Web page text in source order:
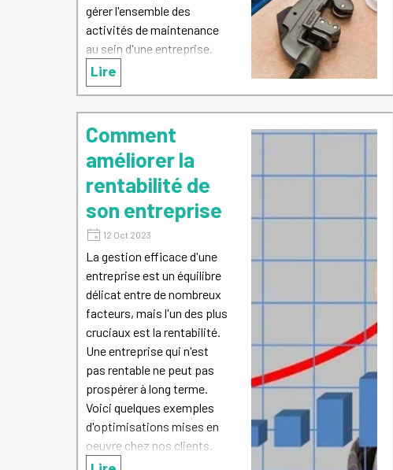
gérer l'ensemble des
activités de maintenance
au sein d'une entreprise.
Lire
Comment
améliorer la
rentabilité de
son entreprise
12 Oct 2023
La gestion efficace d'une
entreprise est un équilibre
délicat entre de nombreux
facteurs, mais l'un des plus
cruciaux est la rentabilité.
Une entreprise qui n'est
pas rentable ne peut pas
prospérer à long terme.
Voici quelques exemples
d'optimisations mises en
oeuvre chez nos clients.